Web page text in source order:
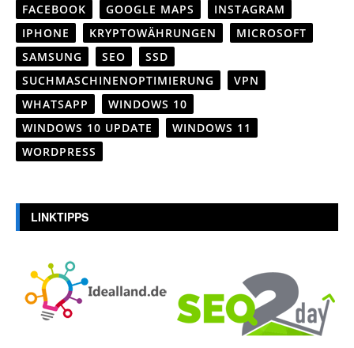
FACEBOOK
GOOGLE MAPS
INSTAGRAM
IPHONE
KRYPTOWÄHRUNGEN
MICROSOFT
SAMSUNG
SEO
SSD
SUCHMASCHINENOPTIMIERUNG
VPN
WHATSAPP
WINDOWS 10
WINDOWS 10 UPDATE
WINDOWS 11
WORDPRESS
LINKTIPPS